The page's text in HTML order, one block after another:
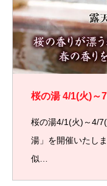
桜の湯 4/1(火)～
桜の湯4/1(火)～4/
湯」を開催いたし
似…